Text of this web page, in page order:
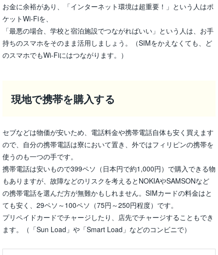
お金に余裕があり、「インターネット環境は超重要！」という人はポ
ケットWi-Fiを、
「最悪の場合、学校と宿泊施設でつながればいい」という人は、お手
持ちのスマホをそのまま活用しましょう。（SIMをかえなくても、ど
のスマホでもWi-Fiにはつながります。）
現地で携帯を購入する
セブなどは物価が安いため、電話料金や携帯電話自体も安く買えます
ので、自分の携帯電話は寮において置き、外ではフィリピンの携帯を
使うのも一つの手です。
携帯電話は安いもので399ペソ（日本円で約1,000円）で購入できる物
もありますが、故障などのリスクを考えるとNOKIAやSAMSONなど
の携帯電話を選んだ方が無難かもしれません。SIMカードの料金はと
ても安く、29ペソ～100ペソ（75円～250円程度）です。
プリペイドカードでチャージしたり、店先でチャージすることもでき
ます。（「Sun Load」や「Smart Load」などのコンビニで）